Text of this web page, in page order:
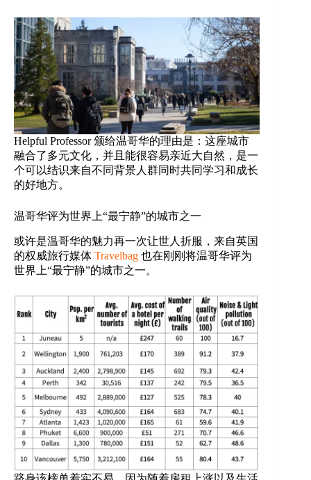
Helpful Professor 颁给温哥华的理由是：这座城市
融合了多元文化，并且能很容易亲近大自然，是一
个可以结识来自不同背景人群同时共同学习和成长
的好地方。
温哥华评为世界上“最宁静”的城市之一
或许是温哥华的魅力再一次让世人折服，来自英国
的权威旅行媒体 Travelbag 也在刚刚将温哥华评为
世界上“最宁静”的城市之一。